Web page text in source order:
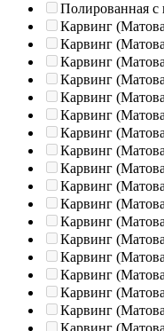
Полированная c
Карвинг
Карвинг
Карвинг
Карвинг
Карвинг
Карвинг
Карвинг
Карвинг
Карвинг
Карвинг
Карвинг
Карвинг
Карвинг
Карвинг
Карвинг
Карвинг
Карвинг